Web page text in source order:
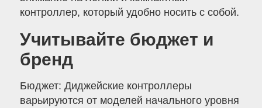
контроллер, который удобно носить с собой.
Учитывайте бюджет и
бренд
Бюджет: Диджейские контроллеры
варьируются от моделей начального уровня